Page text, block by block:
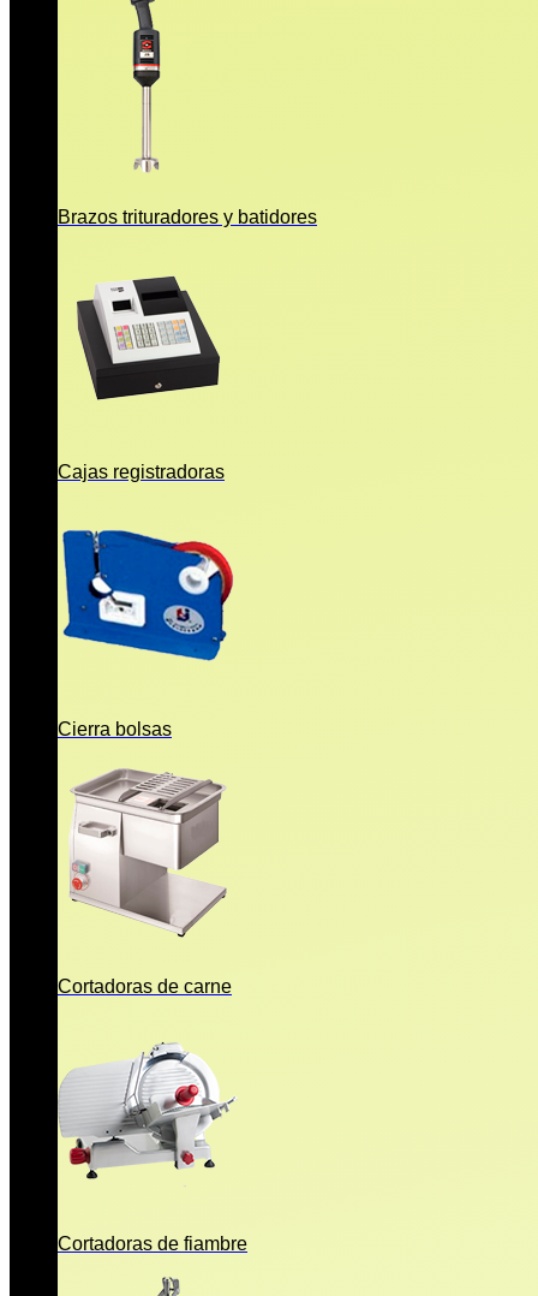
Brazos trituradores y batidores
Cajas registradoras
Cierra bolsas
Cortadoras de carne
Cortadoras de fiambre